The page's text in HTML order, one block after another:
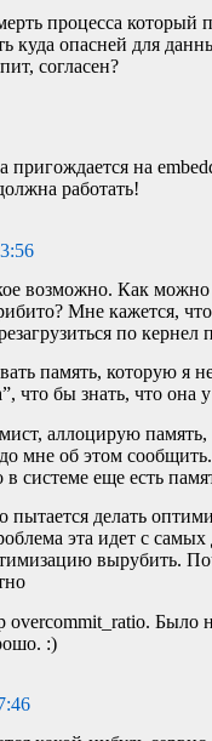
процесса который
куда опасней для
согласен?
пригождается на
работать!
возможно. Как можно
Мне кажется,
по кернел
память, которую я
что бы знать, что она
аллоцирую
мне об этом
в системе еще есть
пытается делать
эта идет с
вырубить.
overcommit_ratio. Было
:)